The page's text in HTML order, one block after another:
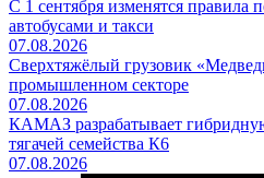
С 1 сентября изменятся правила
автобусами и такси
07.08.2026
Сверхтяжёлый грузовик
промышленном секторе
07.08.2026
КАМАЗ разрабатывает
тягачей семейства К6
07.08.2026